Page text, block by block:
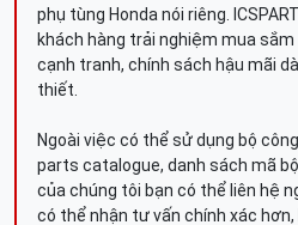
phụ tùng Honda nói riêng.
khách hàng trải nghiệm mua
cạnh tranh, chính sách hậu mãi
thiết.
Ngoài việc có thể sử dụng bộ
parts catalogue, danh sách mã
của chúng tôi bạn có thể liên hệ
có thể nhận tư vấn chính xác